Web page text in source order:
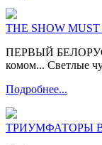
THE SHOW MUST
ПЕРВЫЙ
комом... Светлые
Подробнее...
ТРИУМФАТОРЫ